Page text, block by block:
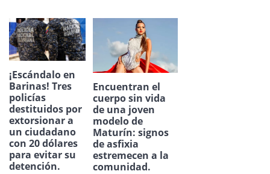
¡Escándalo en
Barinas! Tres
policías
destituidos por
extorsionar a
un ciudadano
con 20 dólares
para evitar su
detención.
Encuentran el
cuerpo sin vida
de una joven
modelo de
Maturín: signos
de asfixia
estremecen a la
comunidad.